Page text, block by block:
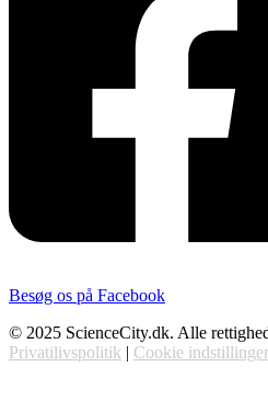
Besøg os på Facebook
© 2025 ScienceCity.dk. Alle
Privatilivspolitik | Cookie indstillinger